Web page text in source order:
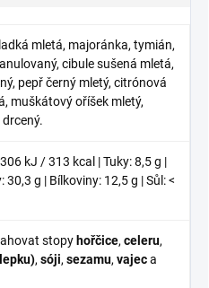
mletá, majoránka, tymián,
cibule sušená mletá,
pepř černý mletý, citrónová
muškátový oříšek mletý,
kJ / 313 kcal | Tuky: 8,5 g |
30,3 g | Bílkoviny: 12,5 g | Sůl: <
stopy hořčice, celeru,
, sóji, sezamu, vajeca